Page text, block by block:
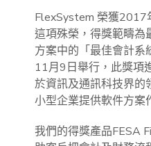
FlexSystem 榮獲2017
這項殊榮，得獎範疇為
方案中的「最佳會計系
11月9日舉行，此獎項
於資訊及通訊科技界的
小型企業提供軟件方案
我們的得獎產品FESA